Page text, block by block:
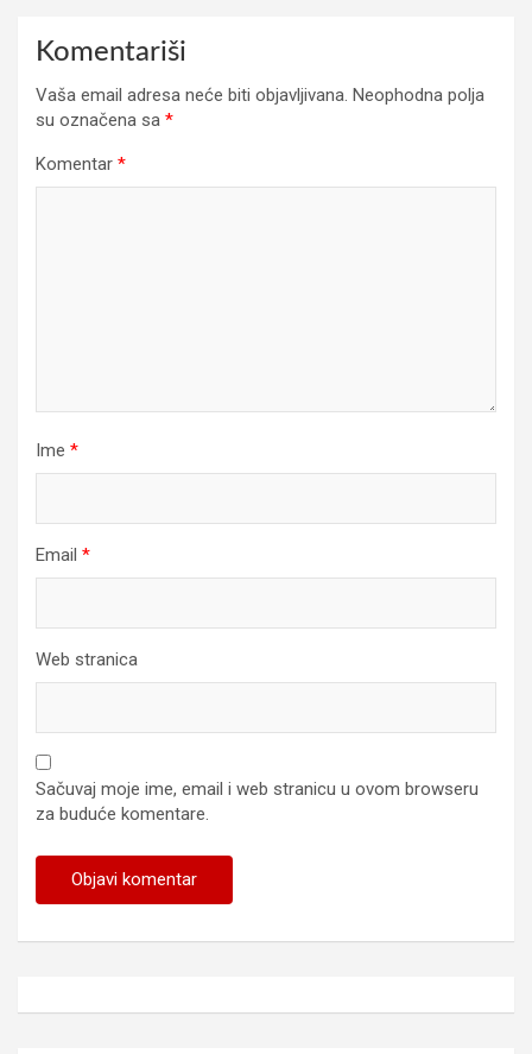
Komentariši
Vaša email adresa neće biti objavljivana. Neophodna polja
su označena sa *
Komentar *
Ime *
Email *
Web stranica
Sačuvaj moje ime, email i web stranicu u ovom browseru
za buduće komentare.